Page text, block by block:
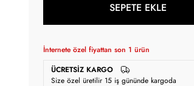
SEPETE EKLE
İnternete özel fiyattan son 1 ürün
ÜCRETSIZ KARGO
Size özel üretilir 15 iş gününde kargoda